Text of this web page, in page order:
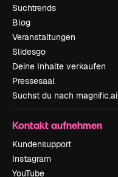
Suchtrends
Blog
Veranstaltungen
Slidesgo
Deine Inhalte verkaufen
Pressesaal
Suchst du nach magnific.ai
Kontakt aufnehmen
Kundensupport
Instagram
YouTube